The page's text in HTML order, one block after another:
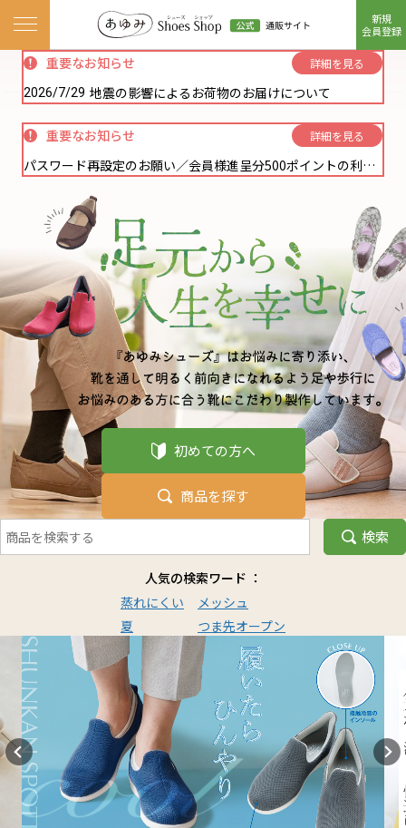
ナビゲーションメニューを開く
新規
会員登録
重要なお知らせ
2026/7/29 地震の影響によるお荷物のお届けについて
詳細を見る
重要なお知らせ
パスワード再設定のお願い／会員様進呈分500ポイントの利用方法に関しまして
詳細を見る
初めての方へ
商品を探す
検索
人気の検索ワード ：
蒸れにくい
メッシュ
夏
つま先オープン